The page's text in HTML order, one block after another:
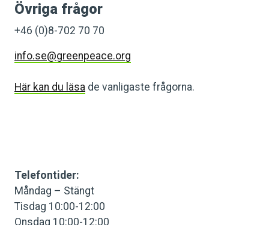
Övriga frågor
+46 (0)8-702 70 70
info.se@greenpeace.org
Här kan du läsa de vanligaste frågorna.
Telefontider:
Måndag – Stängt
Tisdag 10:00-12:00
Onsdag 10:00-12:00